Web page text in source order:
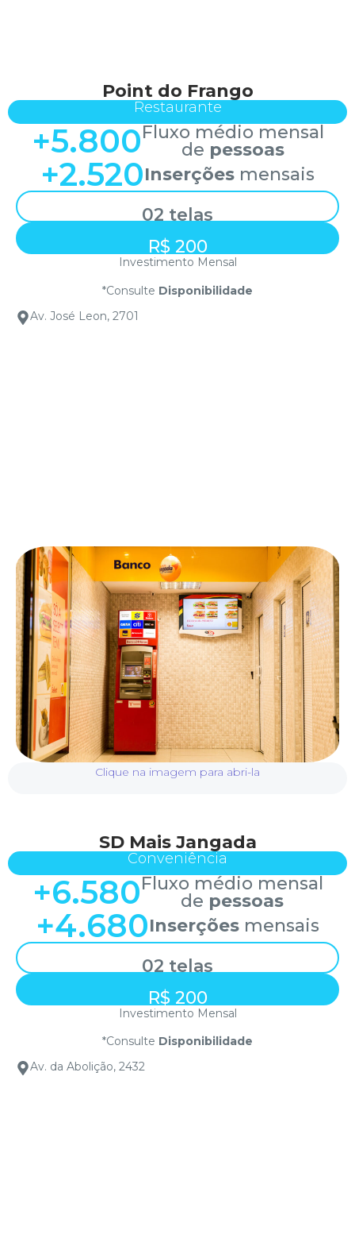
Point do Frango
Restaurante
+5.800Fluxo médio mensal
de pessoas
+2.520Inserções mensais
02 telas
R$ 200
Investimento Mensal
*Consulte Disponibilidade
Av. José Leon, 2701
SD Mais Jangada
Conveniência
+6.580Fluxo médio mensal
de pessoas
+4.680Inserções mensais
02 telas
R$ 200
Investimento Mensal
*Consulte Disponibilidade
Av. da Abolição, 2432
Clique na imagem para abri-la